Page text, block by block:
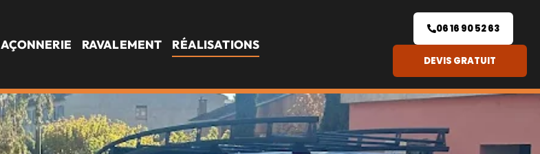
RAVALEMENT RÉALISATIONS
06 16 90 52 63
DEVIS GRATUIT